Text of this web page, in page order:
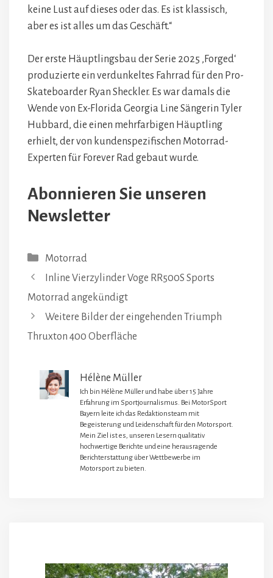
keine Lust auf dieses oder das. Es ist klassisch,
aber es ist alles um das Geschäft.“
Der erste Häuptlingsbau der Serie 2025 ‚Forged‘
produzierte ein verdunkeltes Fahrrad für den Pro-
Skateboarder Ryan Sheckler. Es war damals die
Wende von Ex-Florida Georgia Line Sängerin Tyler
Hubbard, die einen mehrfarbigen Häuptling
erhielt, der von kundenspezifischen Motorrad-
Experten für Forever Rad gebaut wurde.
Abonnieren Sie unseren
Newsletter
Kategorien
Motorrad
Inline Vierzylinder Voge RR500S Sports
Motorrad angekündigt
Weitere Bilder der eingehenden Triumph
Thruxton 400 Oberfläche
Hélène Müller
Ich bin Hélène Müller und habe über 15 Jahre
Erfahrung im Sportjournalismus. Bei MotorSport
Bayern leite ich das Redaktionsteam mit
Begeisterung und Leidenschaft für den Motorsport.
Mein Ziel ist es, unseren Lesern qualitativ
hochwertige Berichte und eine herausragende
Berichterstattung über Wettbewerbe im
Motorsport zu bieten.